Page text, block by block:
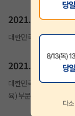
2021.07
대한민국 소비자만족
2021.01
대한민국 브랜드평가
육) 부문 수상